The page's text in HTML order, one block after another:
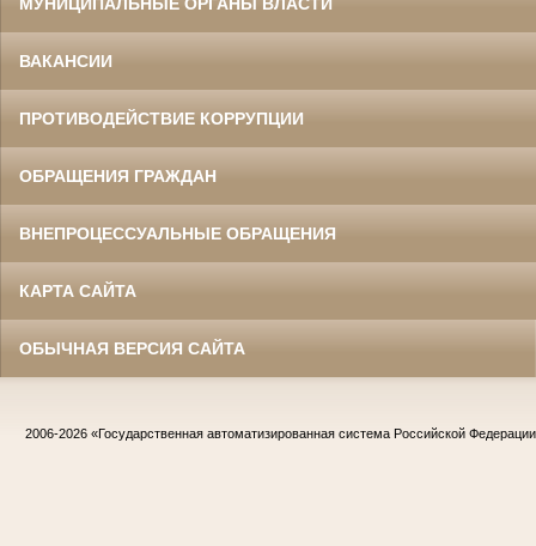
МУНИЦИПАЛЬНЫЕ ОРГАНЫ ВЛАСТИ
ВАКАНСИИ
ПРОТИВОДЕЙСТВИЕ КОРРУПЦИИ
ОБРАЩЕНИЯ ГРАЖДАН
ВНЕПРОЦЕССУАЛЬНЫЕ ОБРАЩЕНИЯ
КАРТА САЙТА
ОБЫЧНАЯ ВЕРСИЯ САЙТА
2006-2026 «Государственная автоматизированная система Российской